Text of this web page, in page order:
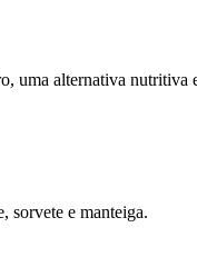
uma alternativa
sorvete e manteiga.